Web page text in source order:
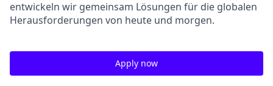
entwickeln wir gemeinsam Lösungen für die globalen
Herausforderungen von heute und morgen.
Apply now